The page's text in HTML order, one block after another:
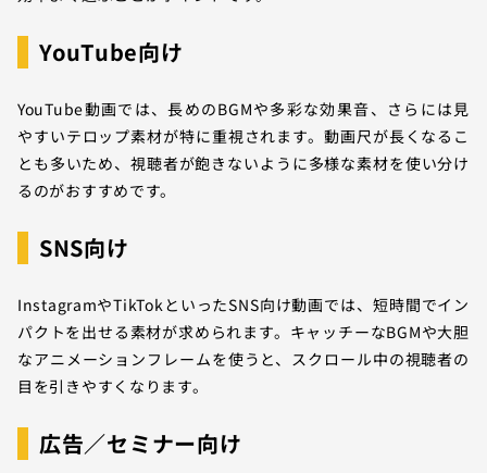
YouTube向け
YouTube動画では、長めのBGMや多彩な効果音、さらには見
やすいテロップ素材が特に重視されます。動画尺が長くなるこ
とも多いため、視聴者が飽きないように多様な素材を使い分け
るのがおすすめです。
SNS向け
InstagramやTikTokといったSNS向け動画では、短時間でイン
パクトを出せる素材が求められます。キャッチーなBGMや大胆
なアニメーションフレームを使うと、スクロール中の視聴者の
目を引きやすくなります。
広告／セミナー向け